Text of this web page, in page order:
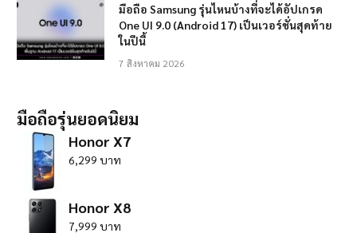
มือถือ Samsung รุ่นไหนบ้างที่จะได้อัปเกรด
One UI 9.0 (Android 17) เป็นเวอร์ชั่นสุดท้าย
ในปีนี้
7 สิงหาคม 2026
มือถือรุ่นยอดนิยม
Honor X7
6,299 บาท
Honor X8
7,999 บาท